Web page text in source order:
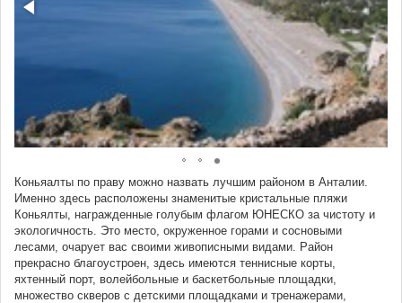
Коньяалты по праву можно назвать лучшим районом в Анталии.
Именно здесь расположены знаменитые кристальные пляжи
Коньялты, награжденные голубым флагом ЮНЕСКО за чистоту и
экологичность. Это место, окруженное горами и сосновыми
лесами, очарует вас своими живописными видами. Район
прекрасно благоустроен, здесь имеются теннисные корты,
яхтенный порт, волейбольные и баскетбольные площадки,
множество скверов с детскими площадками и тренажерами,